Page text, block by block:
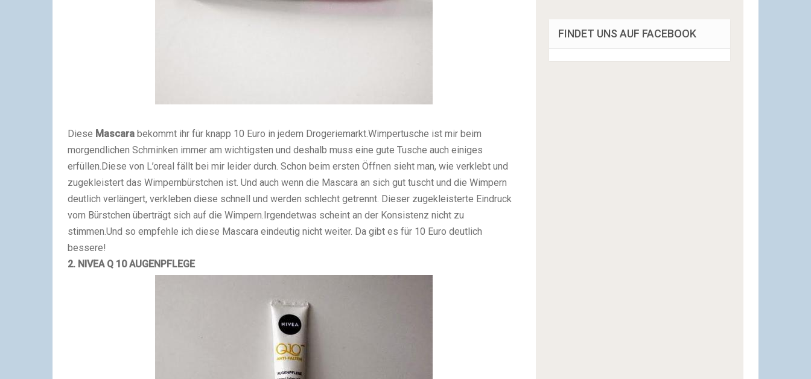
Diese Mascara bekommt ihr für knapp 10 Euro in jedem Drogeriemarkt.Wimpertusche ist mir beim
morgendlichen Schminken immer am wichtigsten und deshalb muss eine gute Tusche auch einiges
erfüllen.Diese von L’oreal fällt bei mir leider durch. Schon beim ersten Öffnen sieht man, wie verklebt und
zugekleistert das Wimpernbürstchen ist. Und auch wenn die Mascara an sich gut tuscht und die Wimpern
deutlich verlängert, verkleben diese schnell und werden schlecht getrennt. Dieser zugekleisterte Eindruck
vom Bürstchen überträgt sich auf die Wimpern.Irgendetwas scheint an der Konsistenz nicht zu
stimmen.Und so empfehle ich diese Mascara eindeutig nicht weiter. Da gibt es für 10 Euro deutlich
bessere!
2. NIVEAQ 10 AUGENPFLEGE
FINDET UNS AUF FACEBOOK